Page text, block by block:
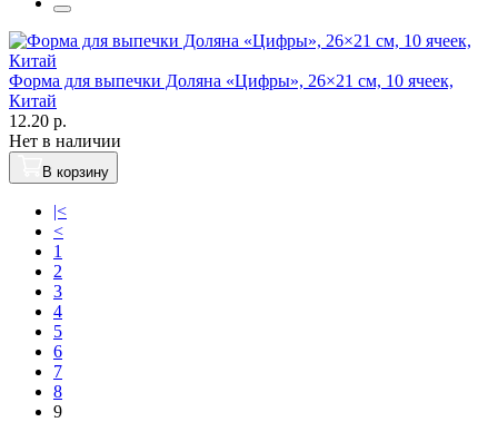
Форма для выпечки Доляна «Цифры», 26×21 см, 10 ячеек,
Китай
12.20 р.
Нет в наличии
В корзину
|<
<
1
2
3
4
5
6
7
8
9